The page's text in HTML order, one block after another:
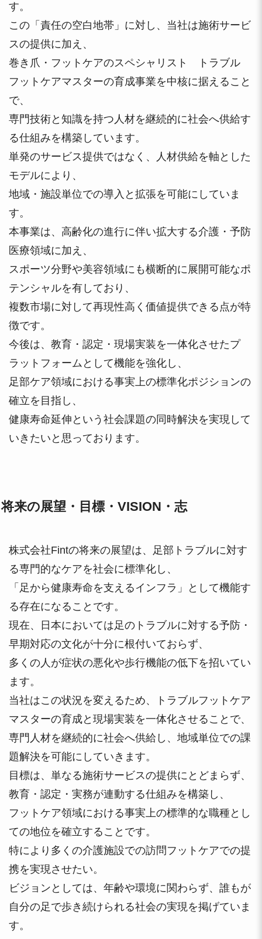
す。
この「責任の空白地帯」に対し、当社は施術サービ
スの提供に加え、
巻き爪・フットケアのスペシャリスト トラブル
フットケアマスターの育成事業を中核に据えること
で、
専門技術と知識を持つ人材を継続的に社会へ供給す
る仕組みを構築しています。
単発のサービス提供ではなく、人材供給を軸とした
モデルにより、
地域・施設単位での導入と拡張を可能にしていま
す。
本事業は、高齢化の進行に伴い拡大する介護・予防
医療領域に加え、
スポーツ分野や美容領域にも横断的に展開可能なポ
テンシャルを有しており、
複数市場に対して再現性高く価値提供できる点が特
徴です。
今後は、教育・認定・現場実装を一体化させたプ
ラットフォームとして機能を強化し、
足部ケア領域における事実上の標準化ポジションの
確立を目指し、
健康寿命延伸という社会課題の同時解決を実現して
いきたいと思っております。
将来の展望・目標・VISION・志
株式会社Fintの将来の展望は、足部トラブルに対す
る専門的なケアを社会に標準化し、
「足から健康寿命を支えるインフラ」として機能す
る存在になることです。
現在、日本においては足のトラブルに対する予防・
早期対応の文化が十分に根付いておらず、
多くの人が症状の悪化や歩行機能の低下を招いてい
ます。
当社はこの状況を変えるため、トラブルフットケア
マスターの育成と現場実装を一体化させることで、
専門人材を継続的に社会へ供給し、地域単位での課
題解決を可能にしていきます。
目標は、単なる施術サービスの提供にとどまらず、
教育・認定・実務が連動する仕組みを構築し、
フットケア領域における事実上の標準的な職種とし
ての地位を確立することです。
特により多くの介護施設での訪問フットケアでの提
携を実現させたい。
ビジョンとしては、年齢や環境に関わらず、誰もが
自分の足で歩き続けられる社会の実現を掲げていま
す。